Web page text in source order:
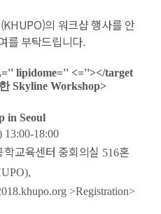
의 워크샵 행사를 안
를 부탁드립니다.
lipidome='' <=''></target
Skyline Workshop>
in Seoul
13:00-18:00
교육센터 중회의실 516혼
>Registration>